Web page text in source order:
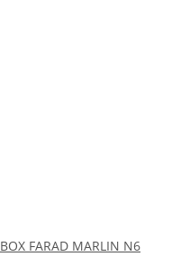
FARAD MARLIN N6